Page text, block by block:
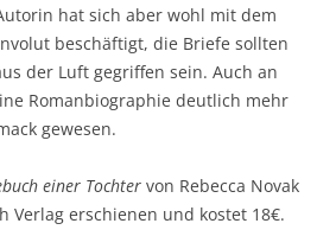
hat sich aber wohl mit dem
beschäftigt, die Briefe sollten
der Luft gegriffen sein. Auch an
Romanbiographie deutlich mehr
gewesen.
einer Tochter von Rebecca Novak
Verlag erschienen und kostet 18€.